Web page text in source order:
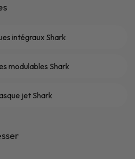
intégraux Shark
modulables Shark
jet Shark